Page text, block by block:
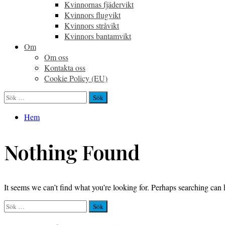
Kvinnornas fjädervikt
Kvinnors flugvikt
Kvinnors stråvikt
Kvinnors bantamvikt
Om
Om oss
Kontakta oss
Cookie Policy (EU)
Sök
efter:
Hem
Nothing Found
It seems we can’t find what you’re looking for. Perhaps searching can
Sök
efter: